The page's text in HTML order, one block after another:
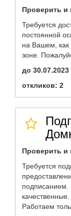
Проверить и
Требуется
постоянной
на Вашем, как
зоне.
до 30.07.2023
откликов: 2
Проверить и
Требуется
подписанием.
Работаем